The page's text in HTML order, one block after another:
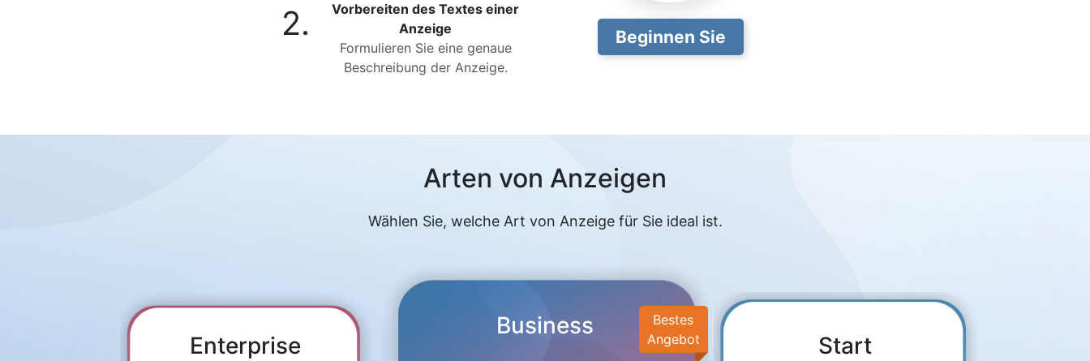
2.
Vorbereiten des Textes einer
Anzeige
Formulieren Sie eine genaue
Beschreibung der Anzeige.
Beginnen Sie
Arten von Anzeigen
Wählen Sie, welche Art von Anzeige für Sie ideal ist.
Enterprise
Bestes
Angebot
Business
Start